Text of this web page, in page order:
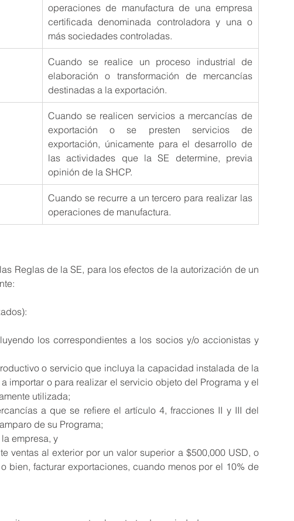
operaciones de manufactura de una empresa
certificada denominada controladora y una o
más sociedades controladas.
Cuando se realice un proceso industrial de
elaboración o transformación de mercancías
destinadas a la exportación.
Cuando se realicen servicios a mercancías de
exportación o se presten servicios de
exportación, únicamente para el desarrollo de
las actividades que la SE determine, previa
opinión de la SHCP.
Cuando se recurre a un tercero para realizar las
operaciones de manufactura.
Reglas de la SE, para los efectos de la autorización de un
los correspondientes a los socios y/o accionistas y
o servicio que incluya la capacidad instalada de la
importar o para realizar el servicio objeto del Programa y el
utilizada;
a que se refiere el artículo 4, fracciones II y III del
de su Programa;
empresa, y
ventas al exterior por un valor superior a $500,000 USD, o
bien, facturar exportaciones, cuando menos por el 10% de